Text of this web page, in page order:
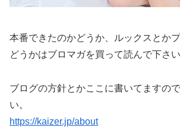
本番できたのかどうか、ルックスとか
どうかはブロマガを買って読んで下さい
ブログの方針とかここに書いてますの
い。
https://kaizer.jp/about